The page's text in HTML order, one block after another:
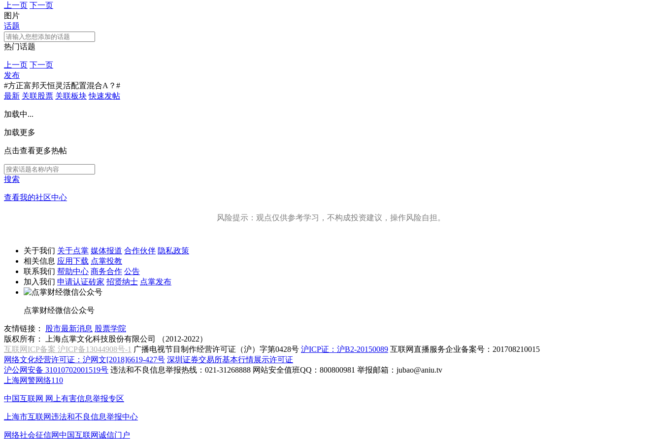
上一页 下一页
图片
话题
热门话题
上一页 下一页
发布
#方正富邦天恒灵活配置混合A？#
最新 关联股票 关联板块 快速发帖
加载中...
加载更多
点击查看更多热帖
搜索
查看我的社区中心
风险提示：观点仅供参考学习，不构成投资建议，操作风险自担。
关于我们 关于点掌 媒体报道 合作伙伴 隐私政策
相关信息 应用下载 点掌投教
联系我们 帮助中心 商务合作 公告
加入我们 申请认证砖家 招贤纳士 点掌发布
点掌财经微信公众号
友情链接： 股市最新消息 股票学院
版权所有：
上海点掌文化科技股份有限公司 （2012-2022）
互联网ICP备案 沪ICP备13044908号-1 广播电视节目制作经营许可证（沪）字第0428号 沪ICP证：沪B2-20150089 互联网直播服务企业备案号：201708210015
网络文化经营许可证：沪网文[2018]6619-427号 深圳证券交易所基本行情展示许可证
沪公网安备 31010702001519号 违法和不良信息举报热线：021-31268888 网站安全值班QQ：800800981 举报邮箱： jubao@aniu.tv
上海网警网络110
中国互联网 网上有害信息举报专区
上海市互联网违法和不良信息举报中心
网络社会征信网中国互联网诚信门户